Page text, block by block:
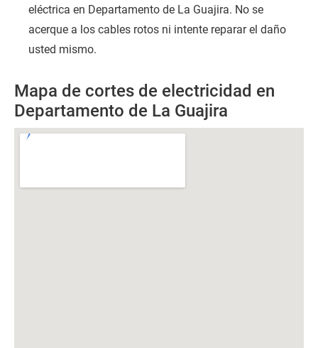
eléctrica en Departamento de La Guajira. No se
acerque a los cables rotos ni intente reparar el daño
usted mismo.
Mapa de cortes de electricidad en
Departamento de La Guajira